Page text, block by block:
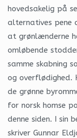
hovedsakelig på
alternatives pene
at grønlænderne
omløbende
samme skabning
og overflødighed.
de grønne
for norsk homse
den­ne siden. I sin
skriver Gunnar